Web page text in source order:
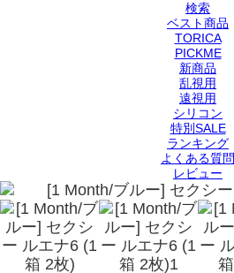
検索
ベスト商品
TORICA
PICKME
新商品
乱視用
遠視用
シリコン
特別SALE
ランキング
よくある質問
レビュー